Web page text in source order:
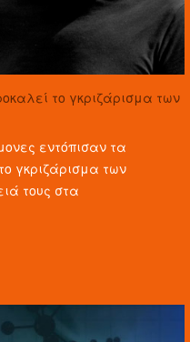
το γκριζάρισμα των
εντόπισαν τα
γκριζάρισμα των
τους στα